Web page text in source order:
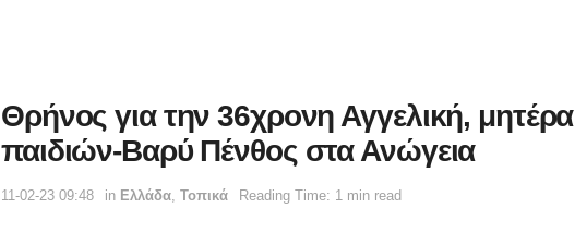
Θρήνος για την 36χρονη Αγγελική, μητέρα
παιδιών-Βαρύ Πένθος στα Ανώγεια
11-02-23 09:48 in Ελλάδα, Τοπικά Reading Time: 1 min read